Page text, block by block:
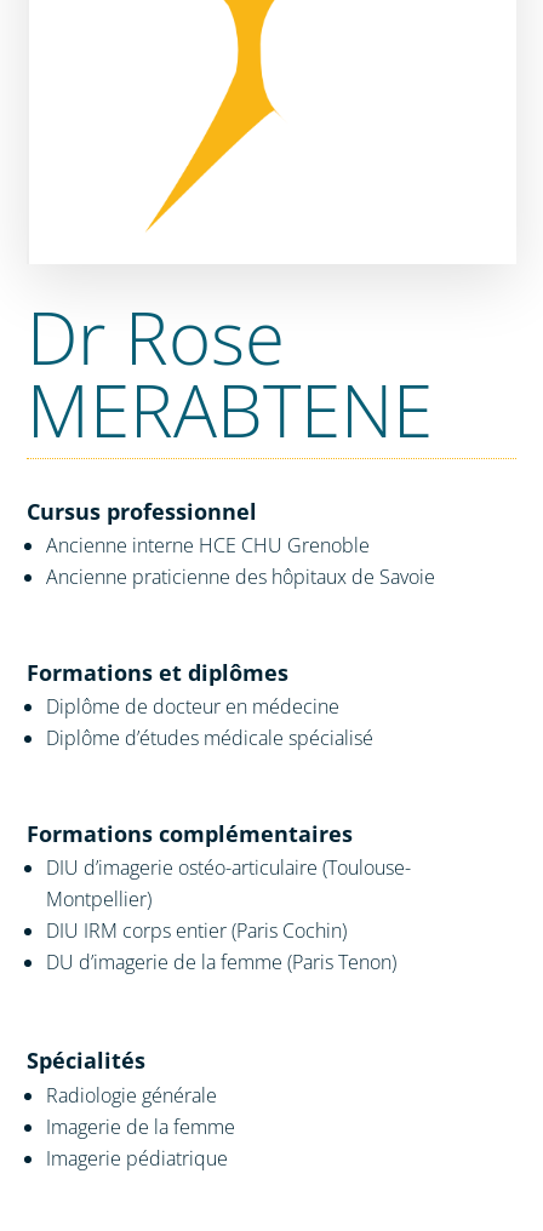
Dr Rose
MERABTENE
Cursus professionnel
Ancienne interne HCE CHU Grenoble
Ancienne praticienne des hôpitaux de Savoie
Formations et diplômes
Diplôme de docteur en médecine
Diplôme d’études médicale spécialisé
Formations complémentaires
DIU d’imagerie ostéo-articulaire (Toulouse-
Montpellier)
DIU IRM corps entier (Paris Cochin)
DU d’imagerie de la femme (Paris Tenon)
Spécialités
Radiologie générale
Imagerie de la femme
Imagerie pédiatrique